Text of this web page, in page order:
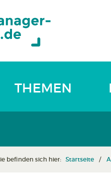
THEMEN
befinden sich hier: Startseite